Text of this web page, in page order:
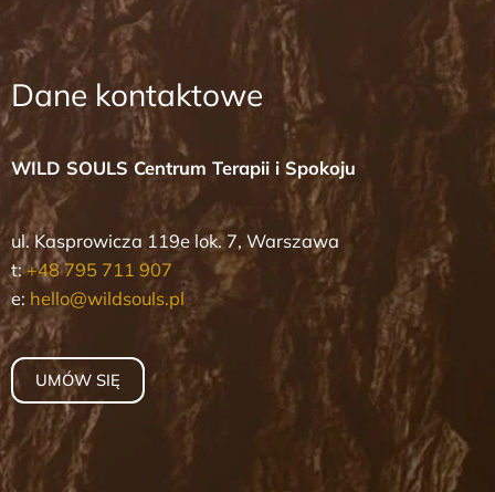
Dane kontaktowe
WILD SOULS Centrum Terapii i Spokoju
ul. Kasprowicza 119e lok. 7, Warszawa
t:+48 795 711 907
e: hello@wildsouls.pl
UMÓW SIĘ